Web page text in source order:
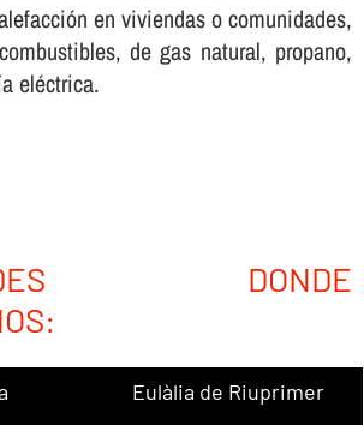
en viviendas o comunidades,
de gas natural, propano,
eléctrica.
DONDE
Eulàlia de Riuprimer